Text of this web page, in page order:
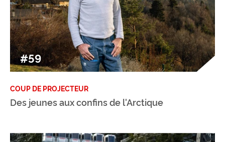
#59
COUP DE PROJECTEUR
Des jeunes aux confins de l'Arctique